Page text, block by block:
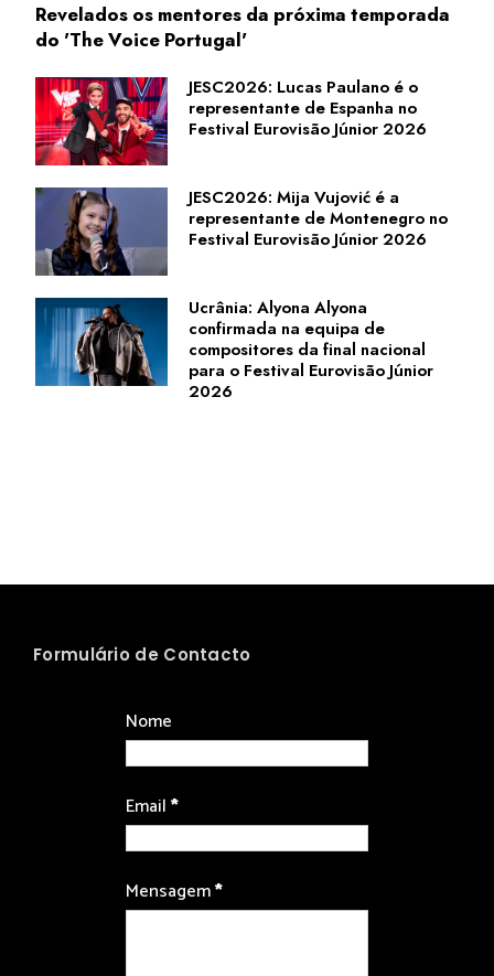
Revelados os mentores da próxima temporada
do 'The Voice Portugal'
JESC2026: Lucas Paulano é o
representante de Espanha no
Festival Eurovisão Júnior 2026
JESC2026: Mija Vujović é a
representante de Montenegro no
Festival Eurovisão Júnior 2026
Ucrânia: Alyona Alyona
confirmada na equipa de
compositores da final nacional
para o Festival Eurovisão Júnior
2026
Formulário de Contacto
Nome
Email*
Mensagem*